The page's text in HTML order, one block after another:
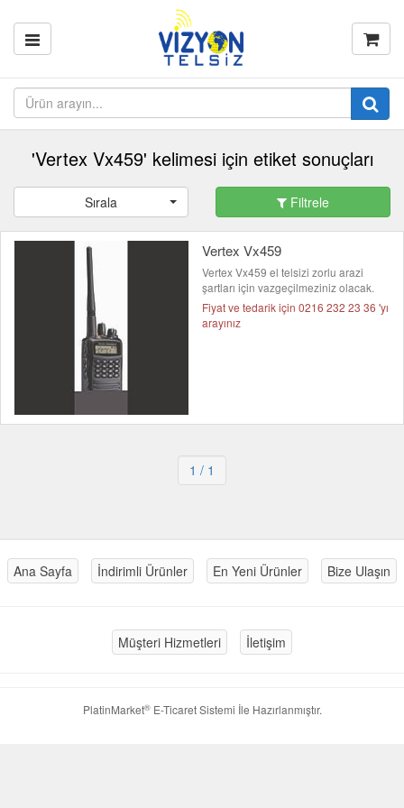
'Vertex Vx459' kelimesi için etiket sonuçları
Sırala Filtrele
Vertex Vx459
Vertex Vx459 el telsizi zorlu arazi
şartları için vazgeçilmeziniz olacak.
Fiyat ve tedarik için 0216 232 23 36 'yı
arayınız
1 / 1
Ana Sayfa İndirimli Ürünler En Yeni Ürünler Bize Ulaşın
Müşteri Hizmetleri İletişim
PlatinMarket®E-Ticaret Sistemi İle Hazırlanmıştır.